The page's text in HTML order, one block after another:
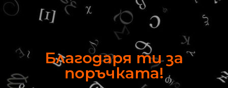
Благодаря ти за
поръчката!